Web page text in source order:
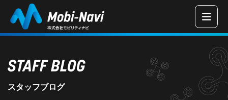
三重県津市
STAFF BLOG
スタッフブログ